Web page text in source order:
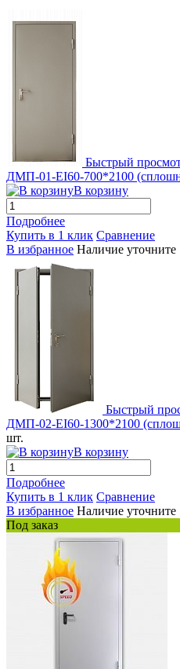
Быстрый
ДМП-01-EI60-700*2100
В корзину
Подробнее
Купить в 1 клик Сравнение
В избранное Наличие уточните
Быстрый
ДМП-02-EI60-1300*2100
шт.
В корзину
Подробнее
Купить в 1 клик Сравнение
В избранное Наличие уточните
Под заказ